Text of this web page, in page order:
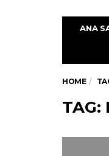
ANA
HOME
TAG: